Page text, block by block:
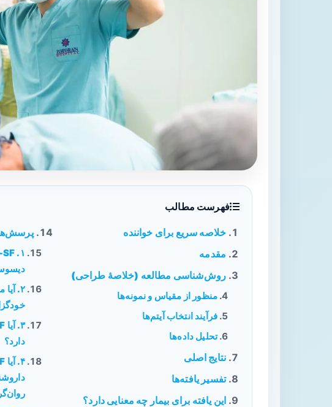
فهرست مطالب
خلاصه سریع برای خواننده
مقدمه
روش‌شناسی مطالعه (خلاصهٔ طراحی)
منظور از مقیاس و نمونه‌ها
فرآیند انتخاب آیتم‌ها
تحلیل داده‌ها
نتایج اصلی
تفسیر یافته‌ها
این یافته برای بیمار چه معنایی دارد؟
دارد؟